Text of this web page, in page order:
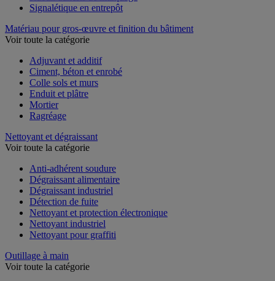
Signalétique en entrepôt
Matériau pour gros-œuvre et finition du bâtiment
Voir toute la catégorie
Adjuvant et additif
Ciment, béton et enrobé
Colle sols et murs
Enduit et plâtre
Mortier
Ragréage
Nettoyant et dégraissant
Voir toute la catégorie
Anti-adhérent soudure
Dégraissant alimentaire
Dégraissant industriel
Détection de fuite
Nettoyant et protection électronique
Nettoyant industriel
Nettoyant pour graffiti
Outillage à main
Voir toute la catégorie